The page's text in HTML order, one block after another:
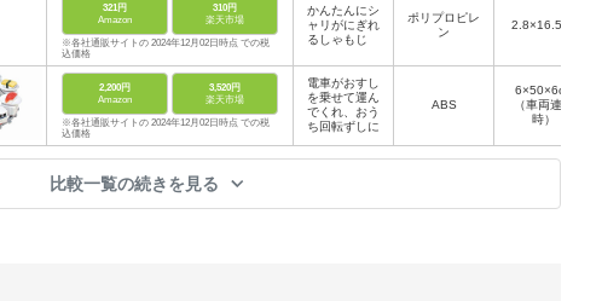
321円
Amazon
310円
楽天市場
※各社通販サイトの 2024年12月02日時点 での税
込価格
かんたんにシ
ャリがにぎれ
るしゃもじ
ポリプロピレ
ン
2.8×16.5cm
2,200円
Amazon
3,520円
楽天市場
※各社通販サイトの 2024年12月02日時点 での税
込価格
電車がおすし
を乗せて運ん
でくれ、おう
ち回転ずしに
ABS
6×50×6cm
（車両連結
時）
比較一覧の続きを見る